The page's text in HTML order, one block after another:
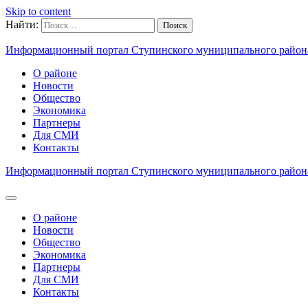
Skip to content
Найти:
Информационный портал Ступинского муниципального
О районе
Новости
Общество
Экономика
Партнеры
Для СМИ
Контакты
Информационный портал Ступинского муниципального
О районе
Новости
Общество
Экономика
Партнеры
Для СМИ
Контакты